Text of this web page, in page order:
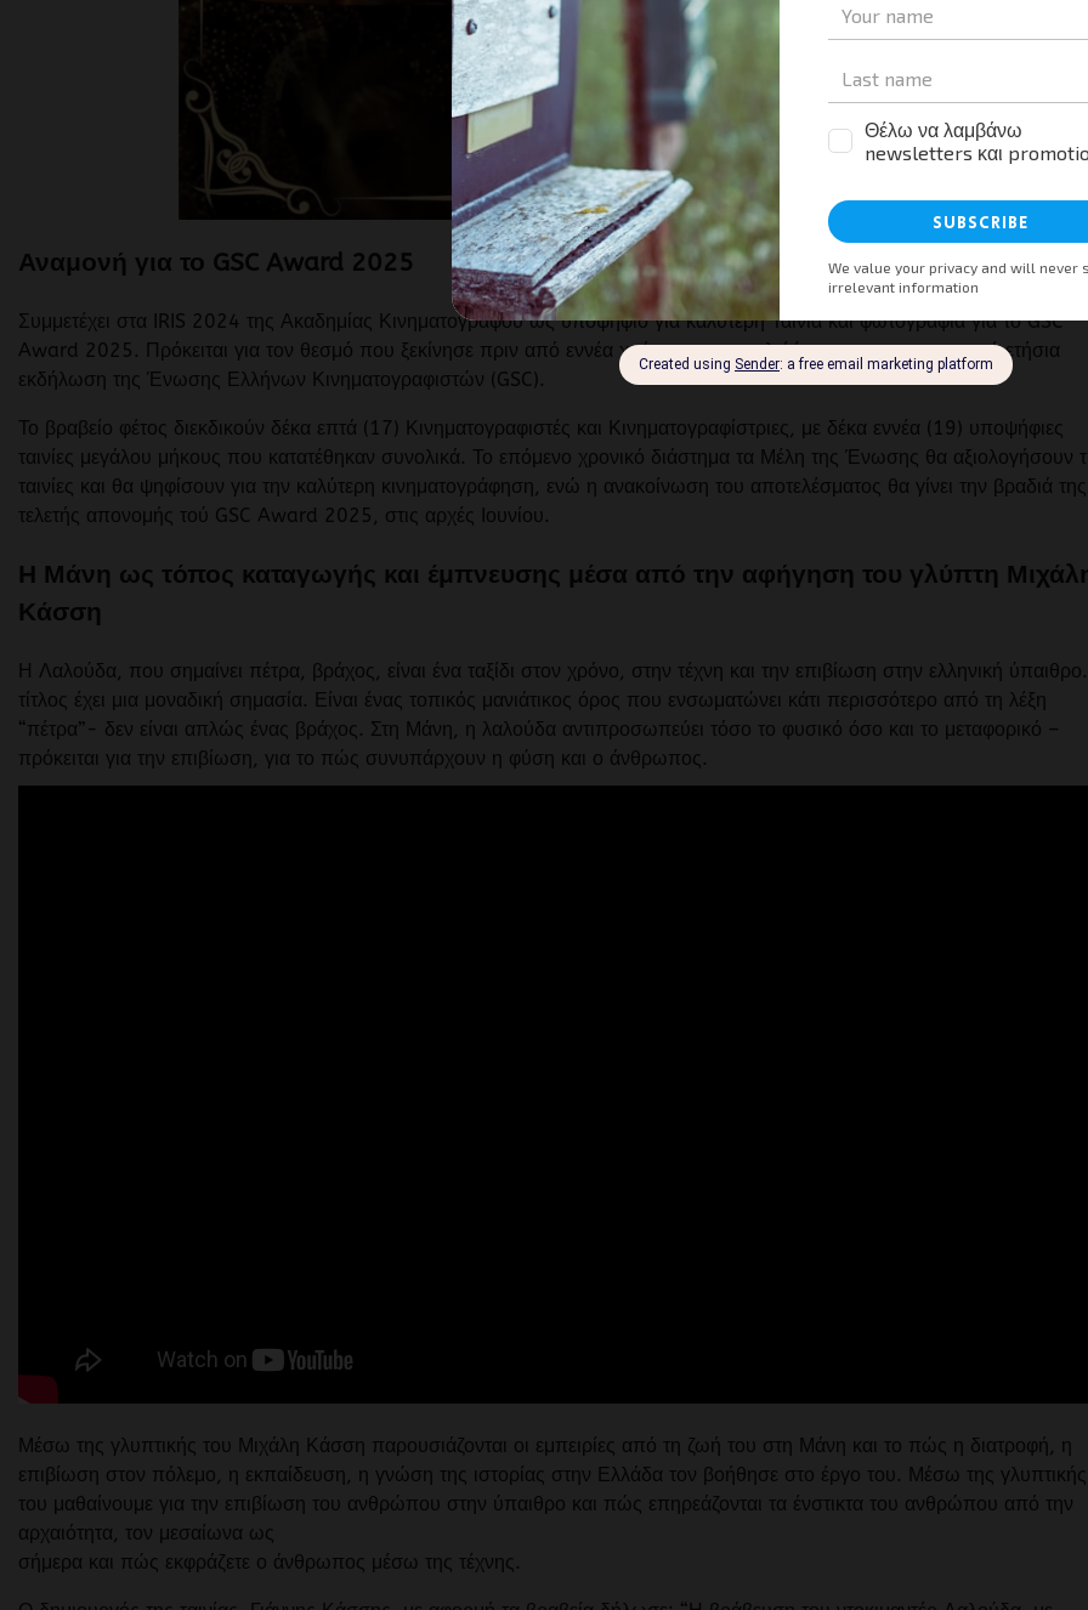
Αναμονή για το GSC Award 2025
Συμμετέχει στα IRIS 2024 της Ακαδημίας Κινηματογράφου ως υποψήφιο για καλύτερη Ταινία και φωτογραφία για το GSC
Award 2025. Πρόκειται για τον θεσμό που ξεκίνησε πριν από εννέα χρόνια και αποτελεί ίσως την πιο σημαντική ετήσια
εκδήλωση της Ένωσης Ελλήνων Κινηματογραφιστών (GSC).
Το βραβείο φέτος διεκδικούν δέκα επτά (17) Κινηματογραφιστές και Κινηματογραφίστριες, με δέκα εννέα (19) υποψήφιες
ταινίες μεγάλου μήκους που κατατέθηκαν συνολικά. Το επόμενο χρονικό διάστημα τα Μέλη της Ένωσης θα αξιολογήσουν
ταινίες και θα ψηφίσουν για την καλύτερη κινηματογράφηση, ενώ η ανακοίνωση του αποτελέσματος θα γίνει την βραδιά της
τελετής απονομής τού GSC Award 2025, στις αρχές Ιουνίου.
Η Μάνη ως τόπος καταγωγής και έμπνευσης μέσα από την αφήγηση του γλύπτη
Κάσση
Η Λαλούδα, που σημαίνει πέτρα, βράχος, είναι ένα ταξίδι στον χρόνο, στην τέχνη και την επιβίωση στην ελληνική
τίτλος έχει μια μοναδική σημασία. Είναι ένας τοπικός μανιάτικος όρος που ενσωματώνει κάτι περισσότερο από τη λέξη
“πέτρα”- δεν είναι απλώς ένας βράχος. Στη Μάνη, η λαλούδα αντιπροσωπεύει τόσο το φυσικό όσο και το μεταφορικό –
πρόκειται για την επιβίωση, για το πώς συνυπάρχουν η φύση και ο άνθρωπος.
Μέσω της γλυπτικής του Μιχάλη Κάσση παρουσιάζονται οι εμπειρίες από τη ζωή του στη Μάνη και το πώς η διατροφή, η
επιβίωση στον πόλεμο, η εκπαίδευση, η γνώση της ιστορίας στην Ελλάδα τον βοήθησε στο έργο του. Μέσω της γλυπτικής
του μαθαίνουμε για την επιβίωση του ανθρώπου στην ύπαιθρο και πώς επηρεάζονται τα ένστικτα του ανθρώπου από την
αρχαιότητα, τον μεσαίωνα ως
σήμερα και πώς εκφράζετε ο άνθρωπος μέσω της τέχνης.